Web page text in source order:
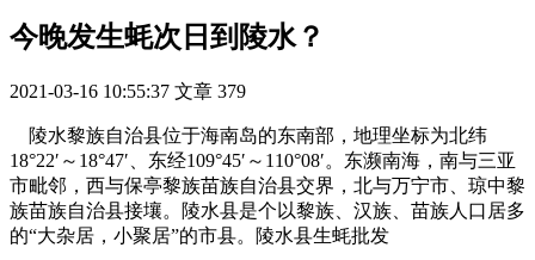
今晚发生蚝次日到陵水？
2021-03-16 10:55:37 文章 379
陵水黎族自治县位于海南岛的东南部，地理坐标为北纬
18°22′～18°47′、东经109°45′～110°08′。东濒南海，南与三亚
市毗邻，西与保亭黎族苗族自治县交界，北与万宁市、琼中黎
族苗族自治县接壤。陵水县是个以黎族、汉族、苗族人口居多
的“大杂居，小聚居”的市县。陵水县生蚝批发